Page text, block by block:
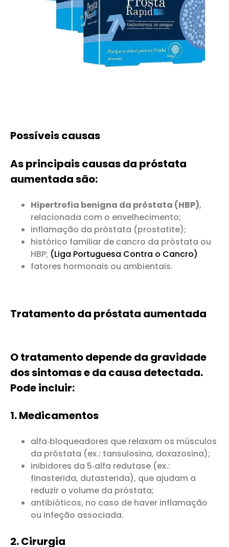
Possíveis causas
As principais causas da próstata
aumentada são:
Hipertrofia benigna da próstata (HBP),
relacionada com o envelhecimento;
inflamação da próstata (prostatite);
histórico familiar de cancro da próstata ou
HBP; (Liga Portuguesa Contra o Cancro)
fatores hormonais ou ambientais.
Tratamento da próstata aumentada
O tratamento depende da gravidade
dos sintomas e da causa detectada.
Pode incluir:
1. Medicamentos
alfa‑bloqueadores que relaxam os músculos
da próstata (ex.: tansulosina, doxazosina);
inibidores da 5‑alfa redutase (ex.:
finasterida, dutasterida), que ajudam a
reduzir o volume da próstata;
antibióticos, no caso de haver inflamação
ou infeção associada.
2. Cirurgia